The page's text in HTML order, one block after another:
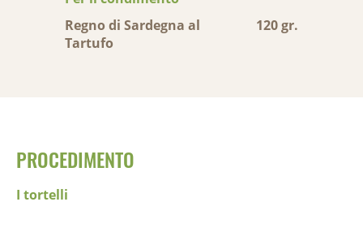
Regno di Sardegna al
Tartufo
120 gr.
PROCEDIMENTO
I tortelli